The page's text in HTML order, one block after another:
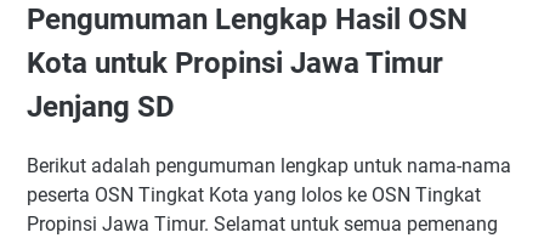
Pengumuman Lengkap Hasil OSN
Kota untuk Propinsi Jawa Timur
Jenjang SD
Berikut adalah pengumuman lengkap untuk nama-nama
peserta OSN Tingkat Kota yang lolos ke OSN Tingkat
Propinsi Jawa Timur. Selamat untuk semua pemenang